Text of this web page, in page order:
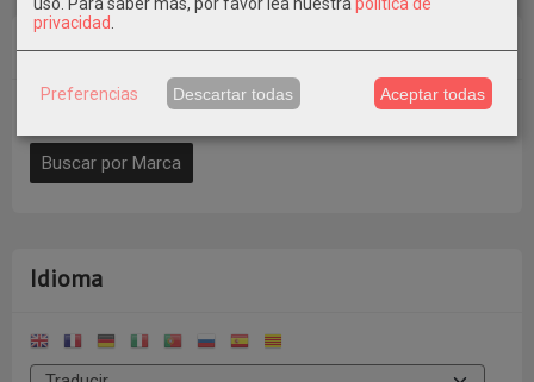
Marcas
Idioma
privacidad
Preferencias Descartar todas Aceptar todas